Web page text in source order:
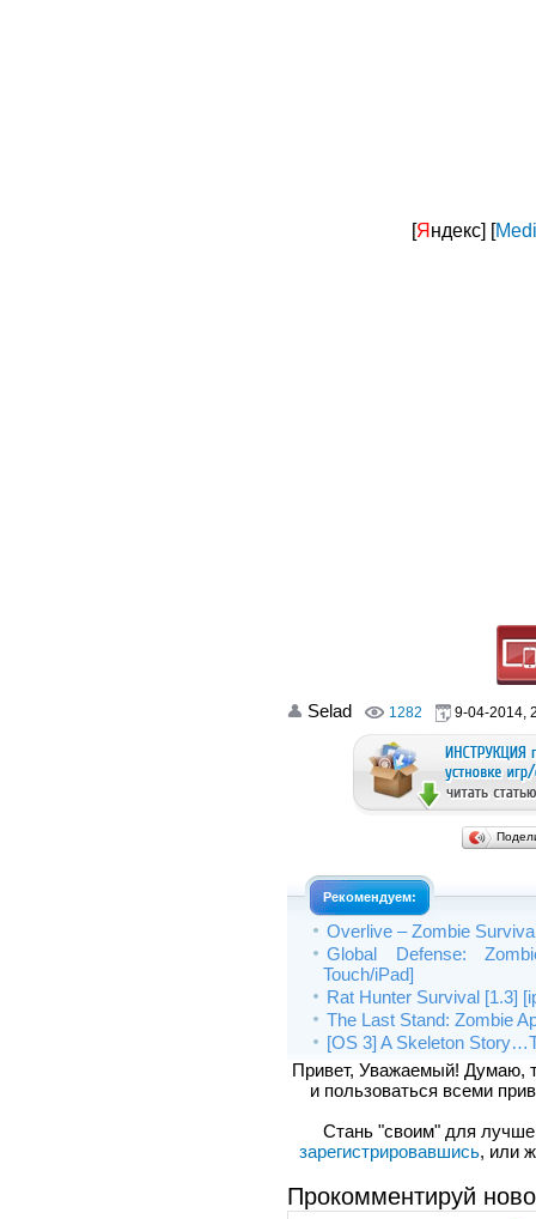
[Яндекс] [
Selad 1282 9-04-2014,
Рекомендуем:
Overlive – Zombie
Global Defense:
Touch/iPad]
Rat Hunter Survival [1.3]
The Last Stand: Zombie
[OS 3] A Skeleton
Привет, Уважаемый! Думаю,
и пользоваться всеми
Стань "своим" для
зарегистрировавшись, или
Прокомментируй